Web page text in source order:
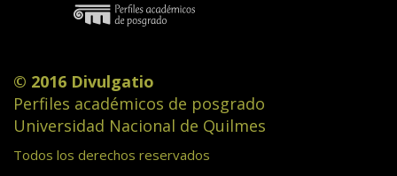
© 2016 Divulgatio
Perfiles académicos de posgrado
Universidad Nacional de Quilmes
Todos los derechos reservados